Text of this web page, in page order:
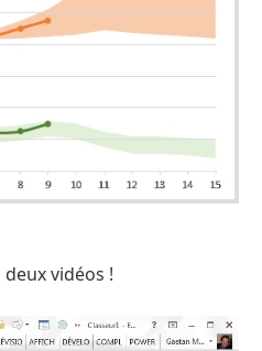
vidéos !